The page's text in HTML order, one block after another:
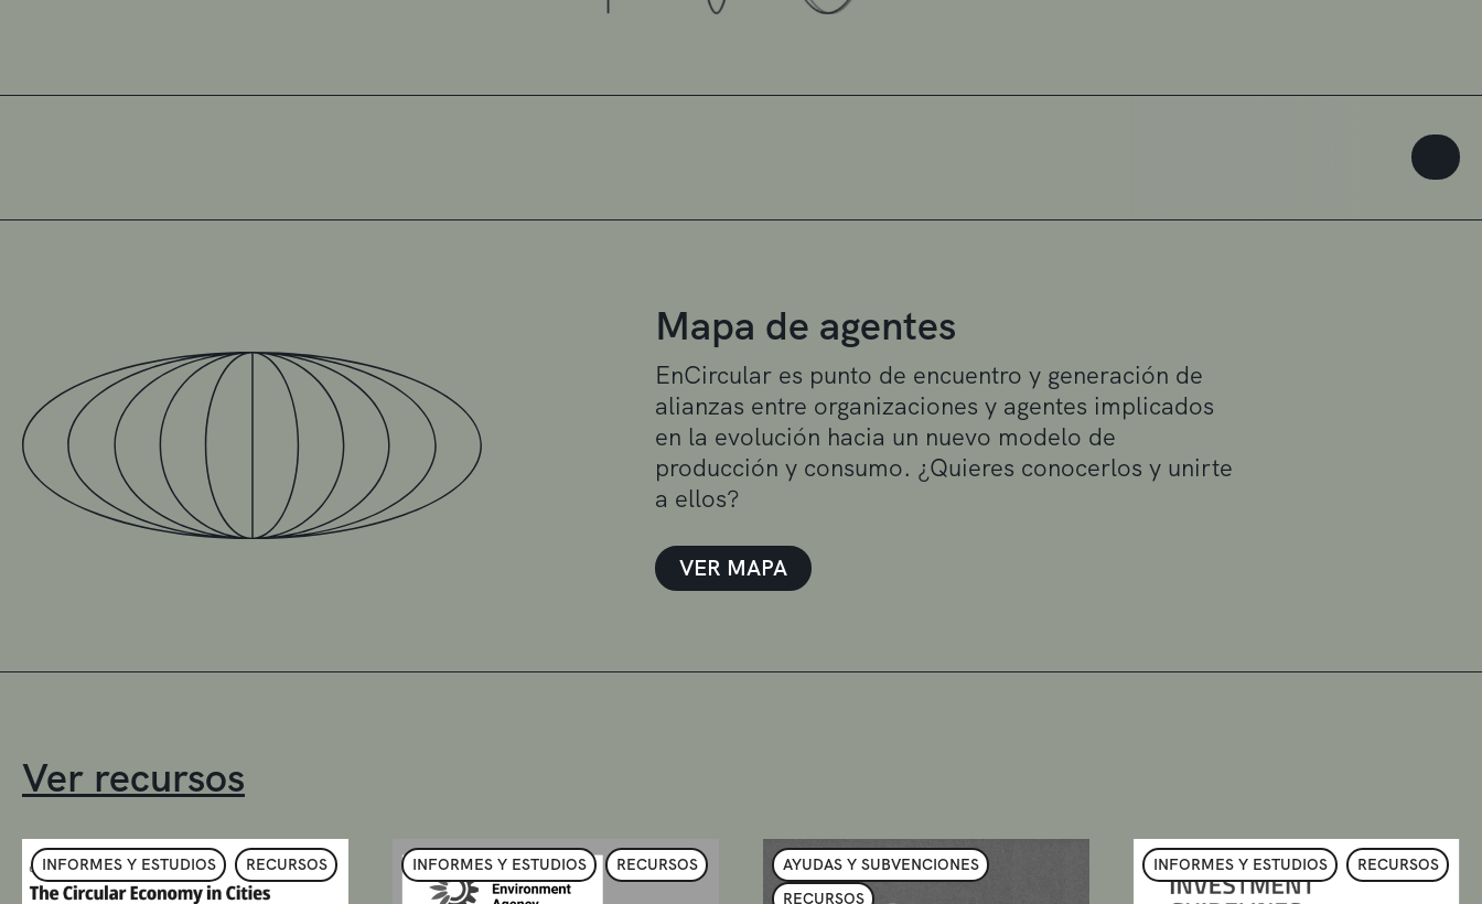
Mapa de agentes
EnCircular es punto de encuentro y generación de
alianzas entre organizaciones y agentes implicados
en la evolución hacia un nuevo modelo de
producción y consumo. ¿Quieres conocerlos y unirte
a ellos?
VER MAPA
Ver recursos
INFORMES Y ESTUDIOS RECURSOS INFORMES Y ESTUDIOS RECURSOS
AYUDAS Y SUBVENCIONES
RECURSOS
INFORMES Y ESTUDIOS RECURSOS